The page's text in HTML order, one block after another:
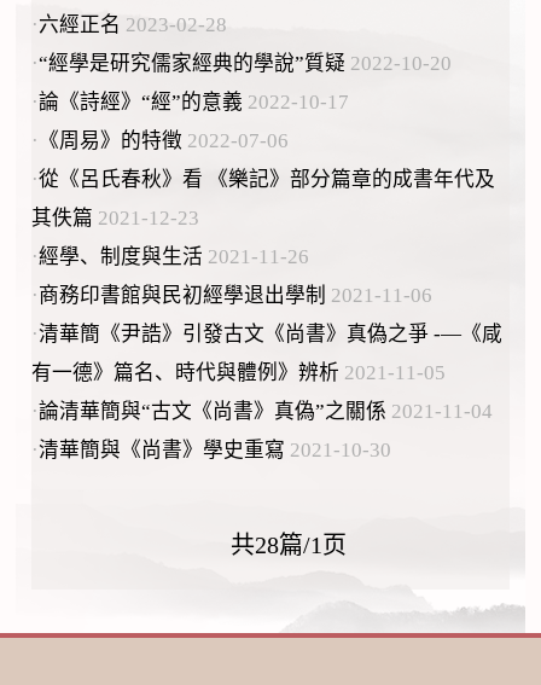
·六經正名 2023-02-28
·“經學是研究儒家經典的學說”質疑 2022-10-20
·論《詩經》“經”的意義 2022-10-17
· 《周易》的特徵 2022-07-06
·從《呂氏春秋》看 《樂記》部分篇章的成書年代及
其佚篇 2021-12-23
·經學、制度與生活 2021-11-26
· 商務印書館與民初經學退出學制 2021-11-06
·清華簡《尹誥》引發古文《尚書》真偽之爭 -—《咸
有一德》篇名、時代與體例》辨析 2021-11-05
·論清華簡與“古文《尚書》真偽”之關係 2021-11-04
·清華簡與《尚書》學史重寫 2021-10-30
共28篇/1页